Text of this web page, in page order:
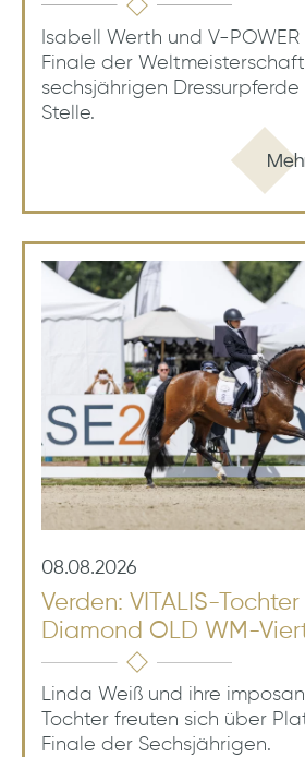
Isabell Werth und V-
Finale der
sechsjährigen
Stelle.
08.08.2026
Verden: VITALIS-
Diamond OLD WM-
Linda Weiß und ihre
Tochter freuten sich über
Finale der Sechsjährigen.